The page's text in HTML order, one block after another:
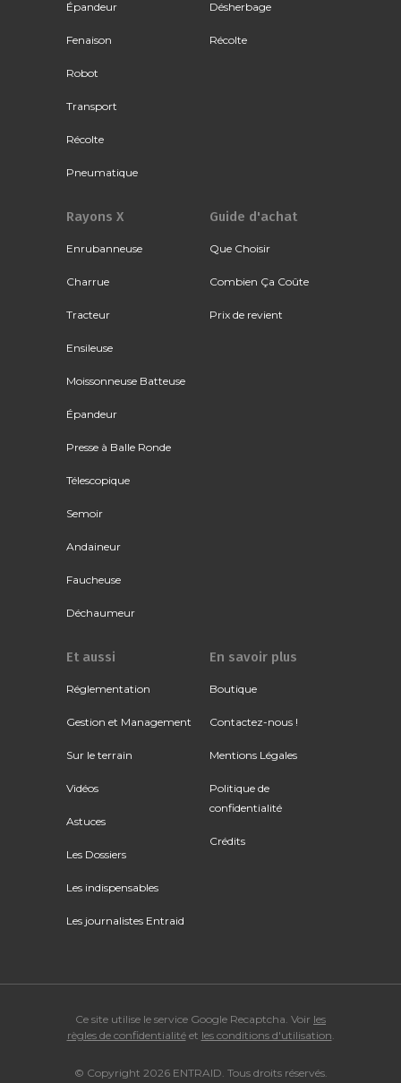
Épandeur
Fenaison
Robot
Transport
Récolte
Pneumatique
Désherbage
Récolte
Rayons X
Enrubanneuse
Charrue
Tracteur
Ensileuse
Moissonneuse Batteuse
Épandeur
Presse à Balle Ronde
Télescopique
Semoir
Andaineur
Faucheuse
Déchaumeur
Guide d'achat
Que Choisir
Combien Ça Coûte
Prix de revient
Et aussi
Réglementation
Gestion et Management
Sur le terrain
Vidéos
Astuces
Les Dossiers
Les indispensables
Les journalistes Entraid
En savoir plus
Boutique
Contactez-nous !
Mentions Légales
Politique de
confidentialité
Crédits
Ce site utilise le service Google Recaptcha. Voir les
règles de confidentialitéet les conditions d'utilisation
© Copyright 2026 ENTRAID. Tous droits réservés.